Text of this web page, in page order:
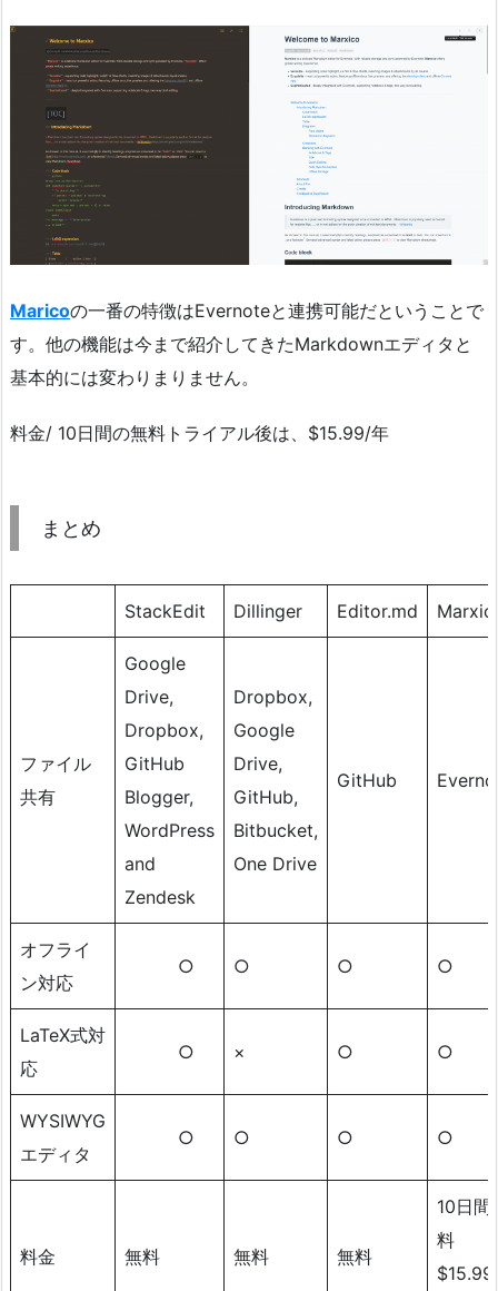
Maricoの一番の特徴はEvernoteと連携可能だということで
す。他の機能は今まで紹介してきたMarkdownエディタと
基本的には変わりまりません。
料金/ 10日間の無料トライアル後は、$15.99/年
まとめ
StackEdit Dillinger Editor.md
ファイル
共有
Google
Drive,
Dropbox,
GitHub
Blogger,
WordPress
and
Zendesk
Dropbox,
Google
Drive,
GitHub,
Bitbucket,
One Drive
GitHub
オフライ
ン対応
○ ○ ○ ○
LaTeX式対
応
○ × ○ ○
WYSIWYG
エディタ
○ ○ ○ ○
料金 無料 無料 無料
10日間
料